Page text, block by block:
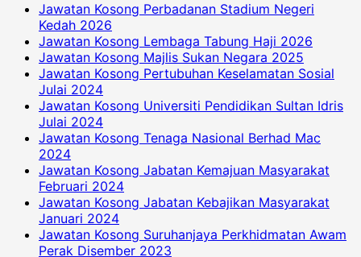
Jawatan Kosong Perbadanan Stadium Negeri
Kedah 2026
Jawatan Kosong Lembaga Tabung Haji 2026
Jawatan Kosong Majlis Sukan Negara 2025
Jawatan Kosong Pertubuhan Keselamatan Sosial
Julai 2024
Jawatan Kosong Universiti Pendidikan Sultan Idris
Julai 2024
Jawatan Kosong Tenaga Nasional Berhad Mac
2024
Jawatan Kosong Jabatan Kemajuan Masyarakat
Februari 2024
Jawatan Kosong Jabatan Kebajikan Masyarakat
Januari 2024
Jawatan Kosong Suruhanjaya Perkhidmatan Awam
Perak Disember 2023